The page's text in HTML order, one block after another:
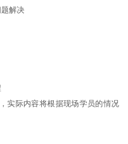
解决
实际内容将根据现场学员的情况